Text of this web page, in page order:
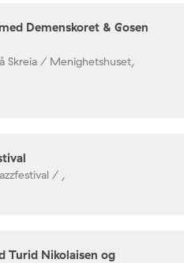
Demenskoret & Gosen
Skreia / Menighetshuset,
/ ,
Turid Nikolaisen og